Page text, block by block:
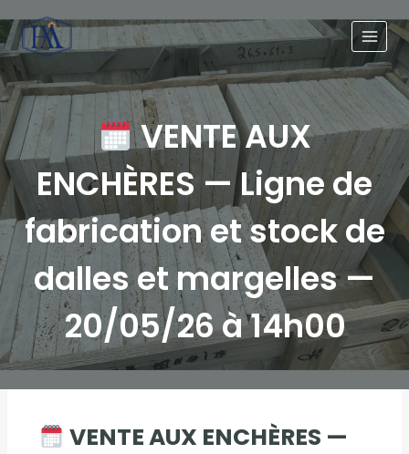
VENTE AUX
ENCHÈRES — Ligne de
fabrication et stock de
dalles et margelles —
20/05/26 à 14h00
VENTE AUX ENCHÈRES —